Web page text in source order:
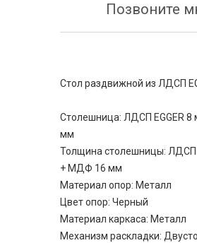
Позвоните
Стол раздвижной из ЛДСП
Столешница: ЛДСП EGGER
мм
Толщина столешницы: ЛДСП
+ МДФ 16 мм
Материал опор: Металл
Цвет опор: Черный
Материал каркаса: Металл
Механизм раскладки: